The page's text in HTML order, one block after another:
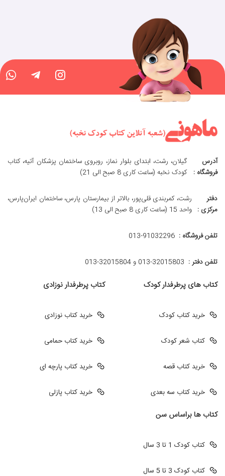
آدرس
فروشگاه :
گیلان، رشت، ابتدای بلوار نماز، روبروی ساختمان پزشکان آتیه، کتاب
کودک نخبه (ساعت کاری 8 صبح الی 21)
دفتر
مرکزی :
رشت، کمربندی قلی‌پور، بالاتر از بیمارستان پارس، ساختمان ایران‌پارس،
واحد 15 (ساعت کاری 8 صبح الی 13)
تلفن فروشگاه : 013-91032296
تلفن دفتر : 013-32015803 و 32015804-013
کتاب های پرطرفدار کودک
خرید کتاب کودک
کتاب شعر کودک
خرید کتاب قصه
خرید کتاب سه بعدی
کتاب پرطرفدار نوزادی
خرید کتاب نوزادی
خرید کتاب حمامی
خرید کتاب پارچه ای
خرید کتاب پازلی
کتاب ها براساس سن
کتاب کودک 1 تا 3 سال
کتاب کودک 3 تا 5 سال